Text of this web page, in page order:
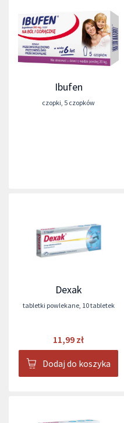
Ibufen
czopki 5 czopków
Dexak
tabletki powlekane, 10 tabletek
11,99 zł
Dodaj do koszyka